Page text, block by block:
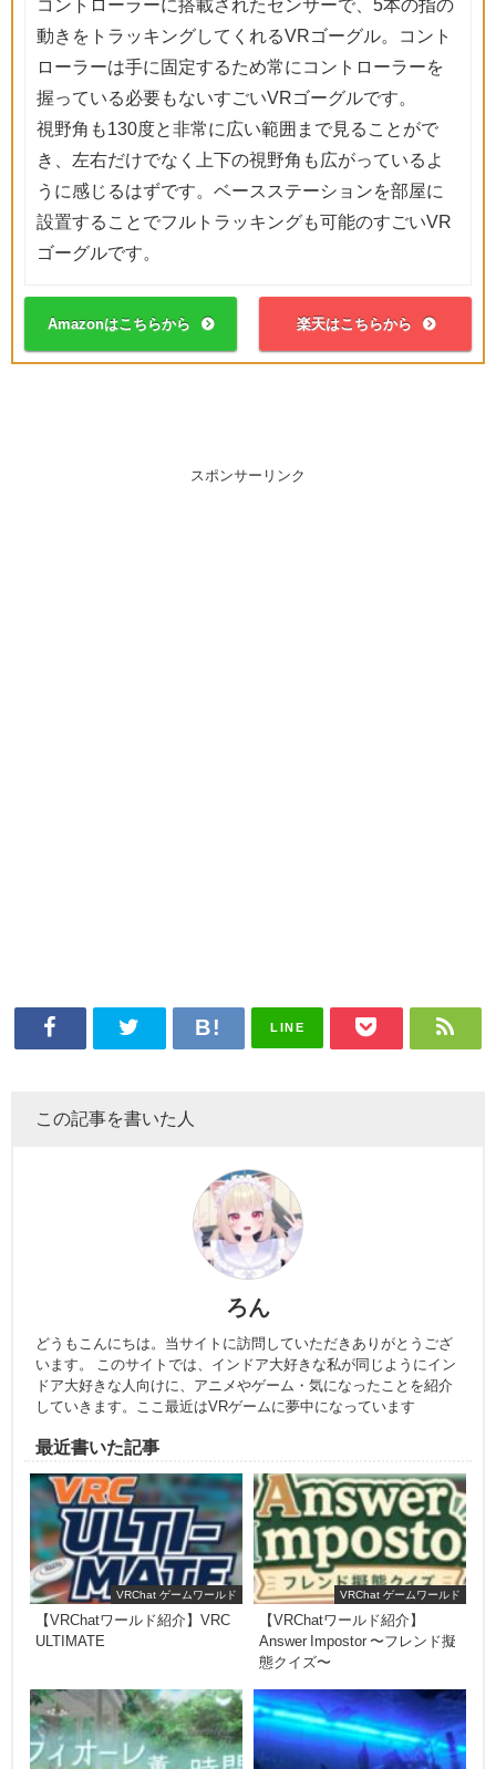
コントローラーに搭載されたセンサーで、5本の指の
動きをトラッキングしてくれるVRゴーグル。コント
ローラーは手に固定するため常にコントローラーを
握っている必要もないすごいVRゴーグルです。
視野角も130度と非常に広い範囲まで見ることがで
き、左右だけでなく上下の視野角も広がっているよ
うに感じるはずです。ベースステーションを部屋に
設置することでフルトラッキングも可能のすごいVR
ゴーグルです。
Amazonはこちらから 楽天はこちらから
スポンサーリンク
LINE
この記事を書いた人
ろん
どうもこんにちは。当サイトに訪問していただきありがとうござ
います。 このサイトでは、インドア大好きな私が同じようにイン
ドア大好きな人向けに、アニメやゲーム・気になったことを紹介
していきます。ここ最近はVRゲームに夢中になっています
最近書いた記事
VRChat ゲームワールド
【VRChatワールド紹介】VRC
ULTIMATE
VRChat ゲームワールド
【VRChatワールド紹介】
Answer Impostor 〜フレンド擬
態クイズ〜